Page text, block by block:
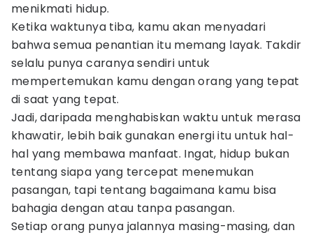
menikmati hidup.
Ketika waktunya tiba, kamu akan menyadari
bahwa semua penantian itu memang layak. Takdir
selalu punya caranya sendiri untuk
mempertemukan kamu dengan orang yang tepat
di saat yang tepat.
Jadi, daripada menghabiskan waktu untuk merasa
khawatir, lebih baik gunakan energi itu untuk hal-
hal yang membawa manfaat. Ingat, hidup bukan
tentang siapa yang tercepat menemukan
pasangan, tapi tentang bagaimana kamu bisa
bahagia dengan atau tanpa pasangan.
Setiap orang punya jalannya masing-masing, dan